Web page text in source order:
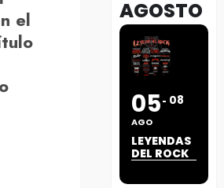
el
AGOSTO
05
AGO
08
LEYENDAS
DEL ROCK